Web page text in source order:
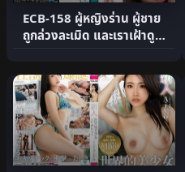
ECB-158 ผู้หญิงร่าน ผู้ชาย
ถูกล่วงละเมิด และเราเฝ้าดู
(ECB-158)